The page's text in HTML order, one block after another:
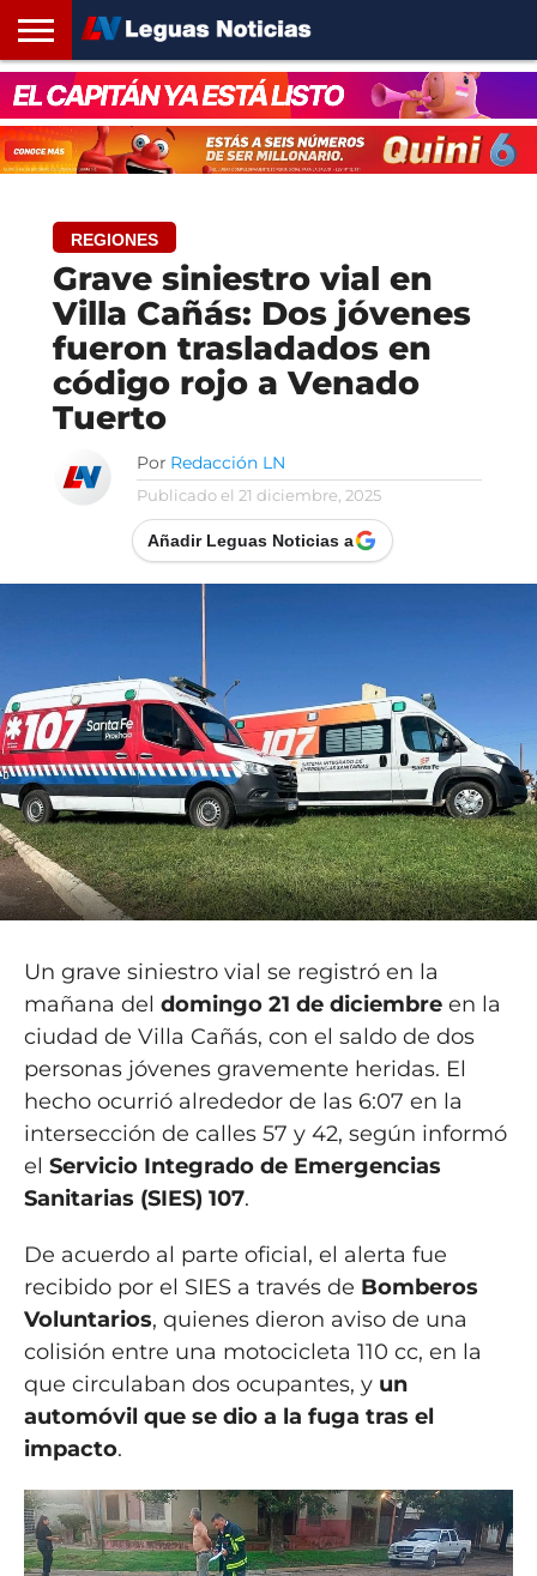
INICIO
SANTA
FE
ROSARIO24
REGIONES
ARGENTINA
OPINIÓN
CONTACTO
REGIONES
Grave siniestro vial en
Villa Cañás: Dos jóvenes
fueron trasladados en
código rojo a Venado
Tuerto
Por Redacción LN
Publicado el 21 diciembre, 2025
Añadir Leguas Noticias a
Un grave siniestro vial se registró en la
mañana del domingo 21 de diciembreen la
ciudad de Villa Cañás, con el saldo de dos
personas jóvenes gravemente heridas. El
hecho ocurrió alrededor de las 6:07 en la
intersección de calles 57 y 42, según informó
el Servicio Integrado de Emergencias
Sanitarias (SIES) 107.
De acuerdo al parte oficial, el alerta fue
recibido por el SIES a través de Bomberos
Voluntarios, quienes dieron aviso de una
colisión entre una motocicleta 110 cc, en la
que circulaban dos ocupantes, y un
automóvil que se dio a la fuga tras el
impacto.